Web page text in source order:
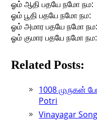
ஓம் ஆதி பதயே நமோ நம:
ஓம் பூதி பதயே நமோ நம:
ஓம் அமார பதயே நமோ நம:
ஓம் குமார பதயே நமோ நம:
Related Posts:
1008 முருகன்
Potri
Vinayagar